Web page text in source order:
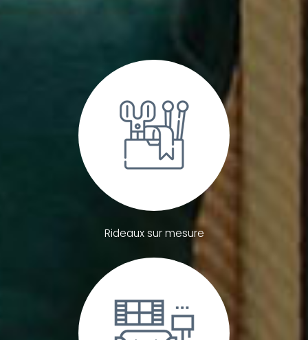
Rideaux sur mesure